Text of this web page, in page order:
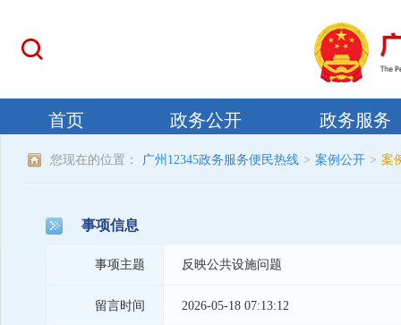
您现在的位置： 广州12345政务服务便民热线 > 案例公开 > 案
事项信息
事项主题 反映公共设施问题
留言时间 2026-05-18 07:13:12